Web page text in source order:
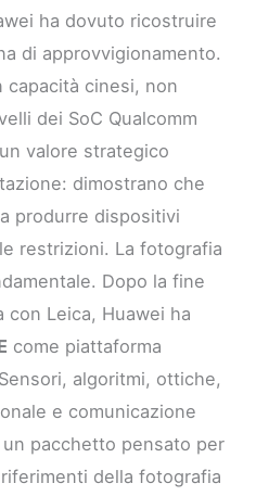
ha dovuto ricostruire
di approvvigionamento.
capacità cinesi, non
dei SoC Qualcomm
valore strategico
dimostrano che
produrre dispositivi
restrizioni. La fotografia
Dopo la fine
Leica, Huawei ha
come piattaforma
algoritmi, ottiche,
e comunicazione
pacchetto pensato per
della fotografia